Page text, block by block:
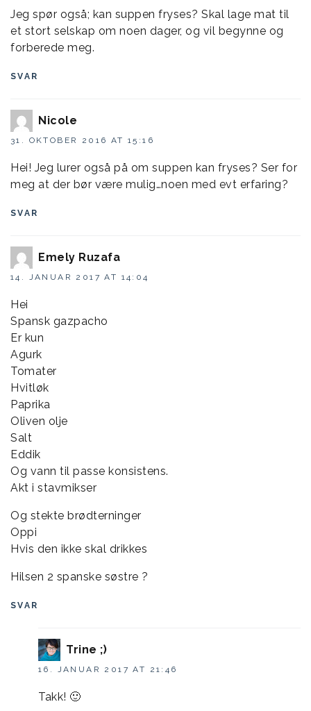
Jeg spør også; kan suppen fryses? Skal lage mat til
et stort selskap om noen dager, og vil begynne og
forberede meg.
SVAR
Nicole
31. OKTOBER 2016 AT 15:16
Hei! Jeg lurer også på om suppen kan fryses? Ser for
meg at der bør være mulig…noen med evt erfaring?
SVAR
Emely Ruzafa
14. JANUAR 2017 AT 14:04
Hei
Spansk gazpacho
Er kun
Agurk
Tomater
Hvitløk
Paprika
Oliven olje
Salt
Eddik
Og vann til passe konsistens.
Akt i stavmikser
Og stekte brødterninger
Oppi
Hvis den ikke skal drikkes
Hilsen 2 spanske søstre ?
SVAR
Trine ;)
16. JANUAR 2017 AT 21:46
Takk! 🙂